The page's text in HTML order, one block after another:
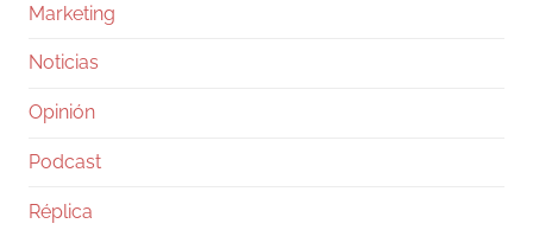
Marketing
Noticias
Opinión
Podcast
Réplica